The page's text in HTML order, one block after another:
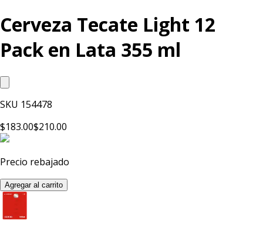
Cerveza Tecate Light 12
Pack en Lata 355 ml
SKU 154478
$183.00$210.00
Precio rebajado
Agregar al carrito